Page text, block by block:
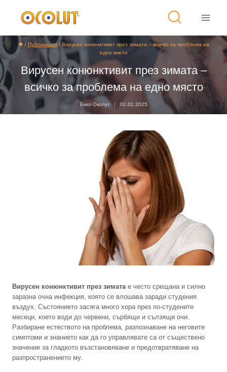
/ Публикации / Вирусен конюнктивит през зимата – всичко за проблема на
едно място
Вирусен конюнктивит през зимата –
всичко за проблема на едно място
Екип Околут 02.02.2025
Вирусен конюнктивит през зиматае често срещана и силно
заразна очна инфекция, която се влошава заради студения
въздух. Състоянието засяга много хора през по-студените
месеци, което води до червени, сърбящи и сълзящи очи.
Разбиране естеството на проблема, разпознаване на неговите
симптоми и знанието как да го управлявате са от съществено
значение за гладкото възстановяване и предотвратяване на
разпространението му.